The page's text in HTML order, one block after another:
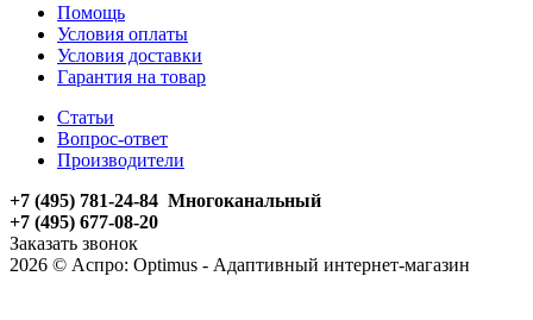
Помощь
Условия оплаты
Условия доставки
Гарантия на товар
Статьи
Вопрос-ответ
Производители
+7 (495) 781-24-84 Многоканальный
+7 (495) 677-08-20
Заказать звонок
2026 © Аспро: Optimus - Адаптивный интернет-магазин